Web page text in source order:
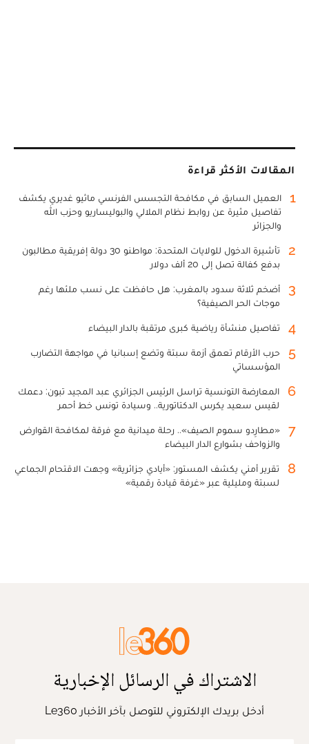
المقالات الأكثر قراءة
1
العميل السابق في مكافحة التجسس الفرنسي ماثيو غديري يكشف
تفاصيل مثيرة عن روابط نظام الملالي والبوليساريو وحزب الله
والجزائر
2
تأشيرة الدخول للولايات المتحدة: مواطنو 30 دولة إفريقية مطالبون
بدفع كفالة تصل إلى 20 ألف دولار
3
أضخم ثلاثة سدود بالمغرب: هل حافظت على نسب ملئها رغم
موجات الحر الصيفية؟
4 تفاصيل منشأة رياضية كبرى مرتقبة بالدار البيضاء
5
حرب الأرقام تعمق أزمة سبتة وتضع إسبانيا في مواجهة التضارب
المؤسساتي
6
المعارضة التونسية تراسل الرئيس الجزائري عبد المجيد تبون: دعمك
لقيس سعيد يكرس الدكتاتورية.. وسيادة تونس خط أحمر
7
«مطارِدو سموم الصيف».. رحلة ميدانية مع فرقة لمكافحة القوارض
والزواحف بشوارع الدار البيضاء
8
تقرير أمني يكشف المستور: «أيادي جزائرية» وجهت الاقتحام الجماعي
لسبتة ومليلية عبر «غرفة قيادة رقمية»
الاشتراك في الرسائل الإخبارية
أدخل بريدك الإلكتروني للتوصل بآخر الأخبار Le360